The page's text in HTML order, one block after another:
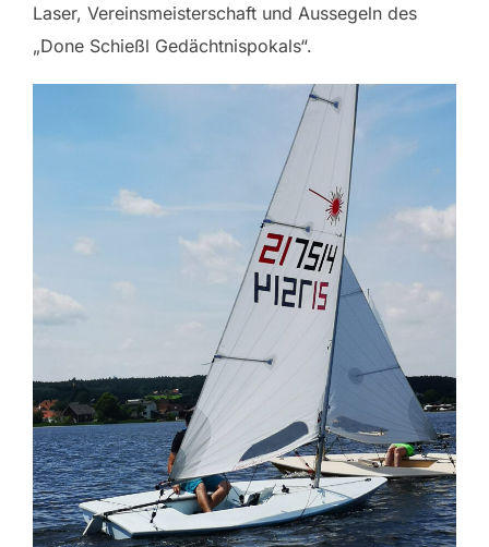
Laser, Vereinsmeisterschaft und Aussegeln des
„Done Schießl Gedächtnispokals“.